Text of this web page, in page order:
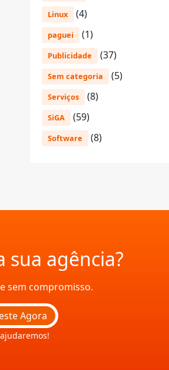
Linux (4)
paguei (1)
Publicidade (37)
Sem categoria (5)
Serviços (8)
SiGA (59)
Software (8)
agência?
sem compromisso.
Agora